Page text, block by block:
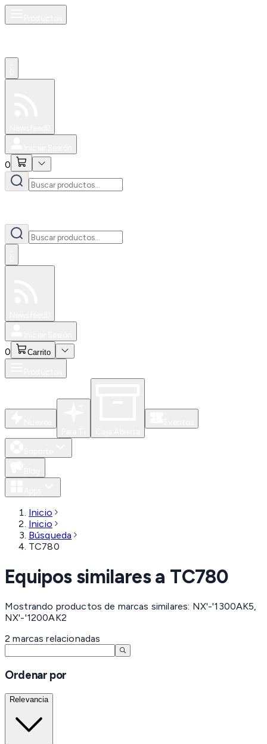
0
0 Carrito
Inicio
Inicio
Búsqueda
TC780
Equipos similares a TC780
Mostrando productos de marcas similares: NX'-'1300AK5,
NX'-'1200AK2
2 marcas relacionadas
Ordenar por
Relevancia